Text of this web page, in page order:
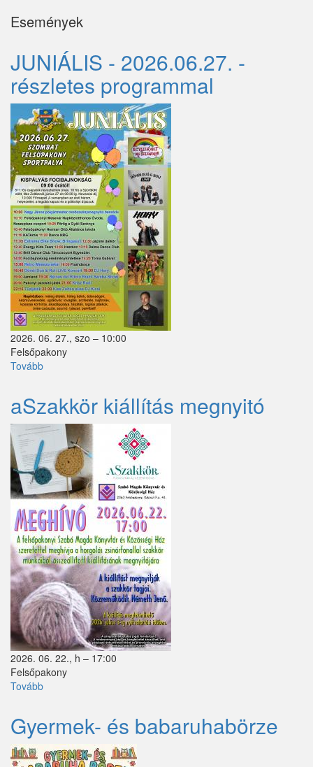
Kisoroszi
Kőröstetétlen
Kóspallag
Leányfalu
Letkés
Majosháza
Márianosztra
Mende
Mikebuda
Monorierdő
Nagybörzsöny
Nyáregyháza
Nyársapát
Örkény
Pánd
Penc
Perbál
Perőcsény
Péteri
Pilisborosjenő
Pilisjászfalu
Pilisszántó
Pilisszentkereszt
Események
JUNIÁLIS - 2026.06.27. -
részletes programmal
2026. 06. 27., szo – 10:00
Felsőpakony
Tovább
-
részletes
programmal)
aSzakkör kiállítás megnyitó
2026. 06. 22., h – 17:00
Felsőpakony
Tovább
Gyermek- és babaruhabörze